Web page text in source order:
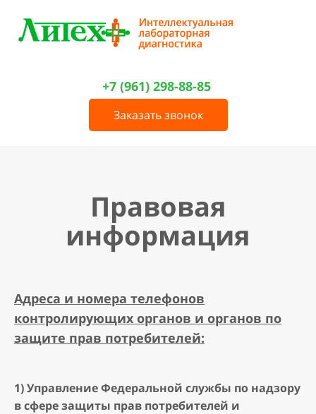
+7 (961) 298-88-85
Заказать звонок
Правовая
информация
Адреса и номера телефонов
контролирующих органов и органов по
защите прав потребителей:
1) Управление Федеральной службы по надзору
в сфере защиты прав потребителей и